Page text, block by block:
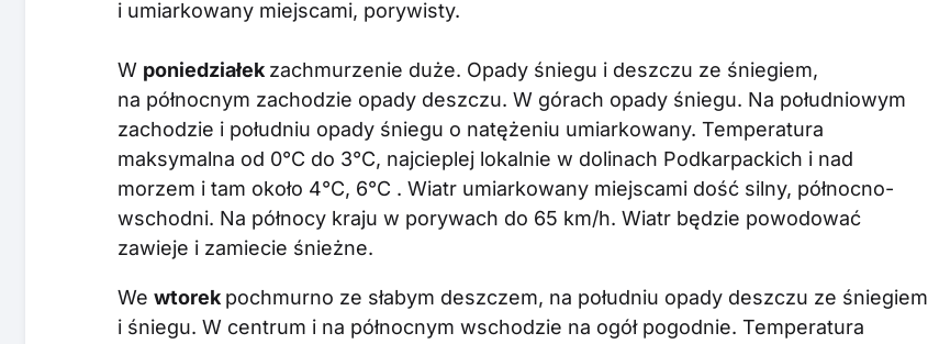
i umiarkowany miejscami, porywisty.
W poniedziałek zachmurzenie duże. Opady śniegu i deszczu ze śniegiem,
na północnym zachodzie opady deszczu. W górach opady śniegu. Na południowym
zachodzie i południu opady śniegu o natężeniu umiarkowany. Temperatura
maksymalna od 0°C do 3°C, najcieplej lokalnie w dolinach Podkarpackich i nad
morzem i tam około 4°C, 6°C . Wiatr umiarkowany miejscami dość silny, północno-
wschodni. Na północy kraju w porywach do 65 km/h. Wiatr będzie powodować
zawieje i zamiecie śnieżne.
Wewtorek pochmurno ze słabym deszczem, na południu opady deszczu ze śniegiem
i śniegu. W centrum i na północnym wschodzie na ogół pogodnie. Temperatura